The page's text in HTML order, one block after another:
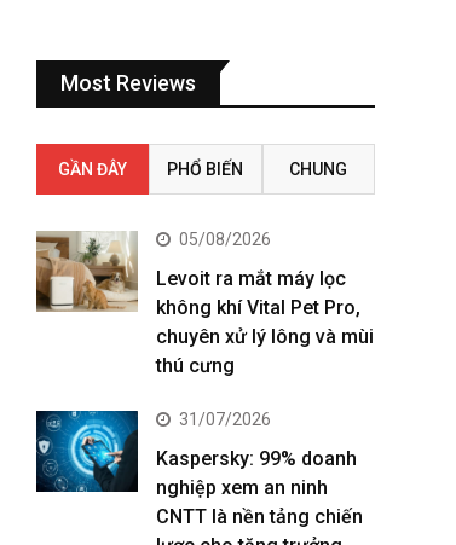
Most Reviews
GẦN ĐÂY PHỔ BIẾN CHUNG
05/08/2026
Levoit ra mắt máy lọc
không khí Vital Pet Pro,
chuyên xử lý lông và mùi
thú cưng
31/07/2026
Kaspersky: 99% doanh
nghiệp xem an ninh
CNTT là nền tảng chiến